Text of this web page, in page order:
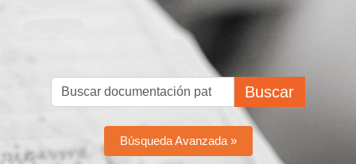
Buscar
Búsqueda Avanzada »